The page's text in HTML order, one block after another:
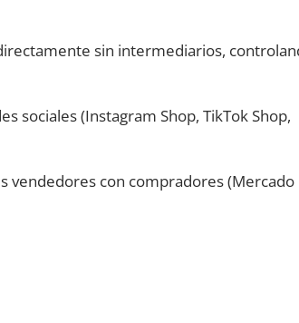
sin intermediarios,
sociales (Instagram Shop, TikTok Shop,
vendedores con compradores (Mercado